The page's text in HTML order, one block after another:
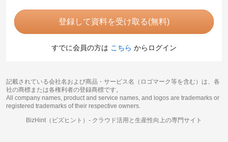
登録して資料を受け取る(無料)
すでに会員の方は こちら からログイン
記載されている会社名および商品・サービス名（ロゴマーク等を含む）は、各
社の商標または各権利者の登録商標です。
All company names, product and service names, and logos are trademarks or
registered trademarks of their respective owners.
BizHint（ビズヒント）- クラウド活用と生産性向上の専門サイト